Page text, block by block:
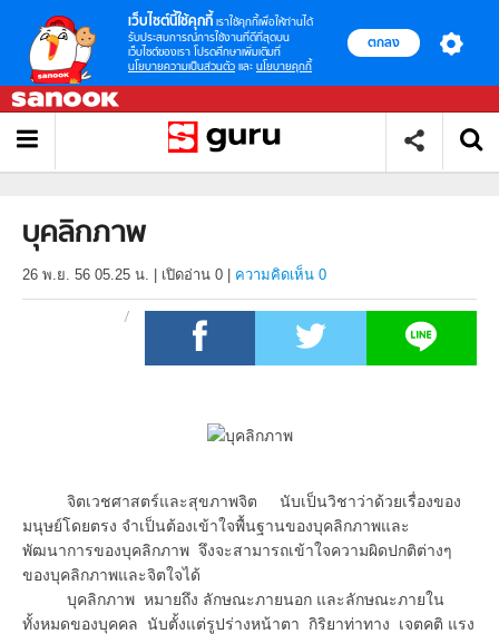
เว็บไซต์นี้ใช้คุกกี้ เราใช้คุกกี้เพื่อให้ท่านได้
รับประสบการณ์การใช้งานที่ดีที่สุดบน
เว็บไซต์ของเรา โปรดศึกษาเพิ่มเติมที่
นโยบายความเป็นส่วนตัว และ นโยบายคุกกี้
ตกลง
บุคลิกภาพ
26 พ.ย. 56 05.25 น. เปิดอ่าน 0 ความคิดเห็น 0
จิตเวชศาสตร์และสุขภาพจิต นับเป็นวิชาว่าด้วยเรื่องของ
มนุษย์โดยตรง จำเป็นต้องเข้าใจพื้นฐานของบุคลิกภาพและ
พัฒนาการของบุคลิกภาพ จึงจะสามารถเข้าใจความผิดปกติต่างๆ
ของบุคลิกภาพและจิตใจได้
บุคลิกภาพ หมายถึง ลักษณะภายนอก และลักษณะภายใน
ทั้งหมดของบุคคล นับตั้งแต่รูปร่างหน้าตา กิริยาท่าทาง เจตคติ แรง